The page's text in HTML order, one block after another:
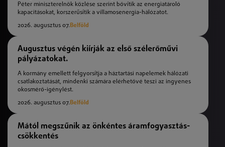
Péter miniszterelnök közlése szerint bővítik az energiatároló
kapacitásokat, korszerűsítik a villamosenergia-hálózatot.
2026. augusztus 07.Belföld
Augusztus végén kiírják az első szélerőművi
pályázatokat.
A kormány emellett felgyorsítja a háztartási napelemek hálózati
csatlakoztatását, mindenki számára elérhetővé teszi az ingyenes
okosmérő-igénylést.
2026. augusztus 07.Belföld
Mától megszűnik az önkéntes áramfogyasztás-
csökkentés